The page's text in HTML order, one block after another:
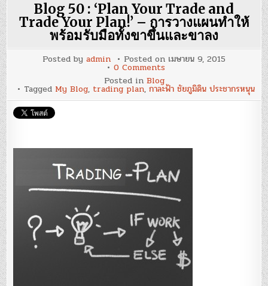
Blog 50 : ‘Plan Your Trade and
Trade Your Plan!’ – การวางแผนทำให้
พร้อมรับมือทั้งขาขึ้นและขาลง
Posted by admin Posted on เมษายน 9, 2015
0 Commentson
50
:
‘Plan
Plan!’
การ
วางแผน
ทำให้
รับมือ
ขา
ขึ้น
และ
ขาลง
Posted in Blog
Tagged My Blog, trading plan, กาละฟ้า ชัยภูมิดิน ประชากรหนุน